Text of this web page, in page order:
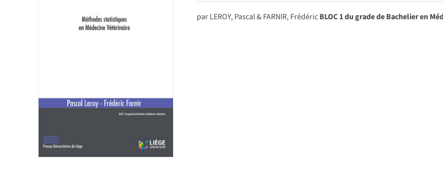
par LEROY, Pascal & FARNIR, FrédéricBLOC 1 du grade de Bachelier en